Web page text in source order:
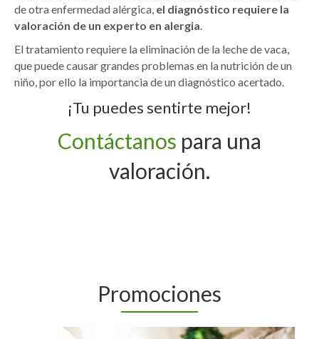
de otra enfermedad alérgica, el diagnóstico requiere la
valoración de un experto en alergia
El tratamiento requiere la eliminación de la leche de vaca,
que puede causar grandes problemas en la nutrición de un
niño, por ello la importancia de un diagnóstico acertado.
¡Tu puedes sentirte mejor!
Contáctanos para una
valoración.
Promociones